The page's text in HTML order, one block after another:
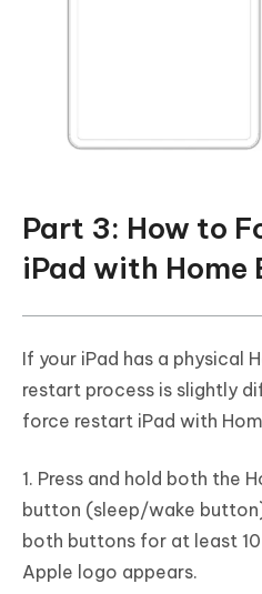
Part 3: How to
iPad with Home
If your iPad has a physical
restart process is slightly
force restart iPad with
1. Press and hold both the
button (sleep/wake
both buttons for at least
Apple logo appears.